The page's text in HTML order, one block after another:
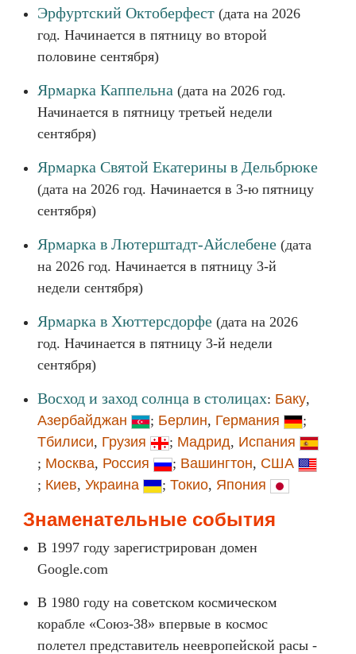
Эрфуртский Октоберфест (дата на 2026
год. Начинается в пятницу во второй
половине сентября)
Ярмарка Каппельна (дата на 2026 год.
Начинается в пятницу третьей недели
сентября)
Ярмарка Святой Екатерины в Дельбрюке
(дата на 2026 год. Начинается в 3-ю пятницу
сентября)
Ярмарка в Лютерштадт-Айслебене (дата
на 2026 год. Начинается в пятницу 3-й
недели сентября)
Ярмарка в Хюттерсдорфе (дата на 2026
год. Начинается в пятницу 3-й недели
сентября)
Восход и заход солнца в столицах: Баку,
Азербайджан
; Берлин, Германия
;
Тбилиси, Грузия ; Мадрид, Испания
; Москва, Россия ; Вашингтон, США
; Киев, Украина ; Токио, Япония
Знаменательные события
В 1997 году зарегистрирован домен
Google.com
В 1980 году на советском космическом
корабле «Союз-38» впервые в космос
полетел представитель неевропейской расы -